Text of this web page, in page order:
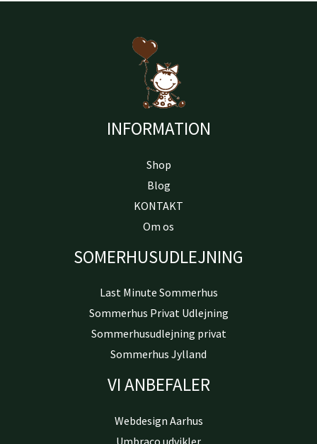
INFORMATION
Shop
Blog
KONTAKT
Om os
SOMERHUSUDLEJNING
Last Minute Sommerhus
Sommerhus Privat Udlejning
Sommerhusudlejning privat
Sommerhus Jylland
VI ANBEFALER
Webdesign Aarhus
Umbraco udvikler